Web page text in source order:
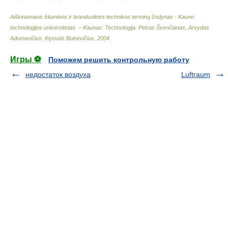
Aiškinamasis šiluminės ir branduolinės technikos terminų žodynas - Kauno
technologijos universitetas. – Kaunas: Technologija Petras Švenčianas, Arvydas
Adomavičius, Kęstutis Buinevičius 2004
Игры ⚽
Поможем решить контрольную работу
недостаток воздуха
Luftraum